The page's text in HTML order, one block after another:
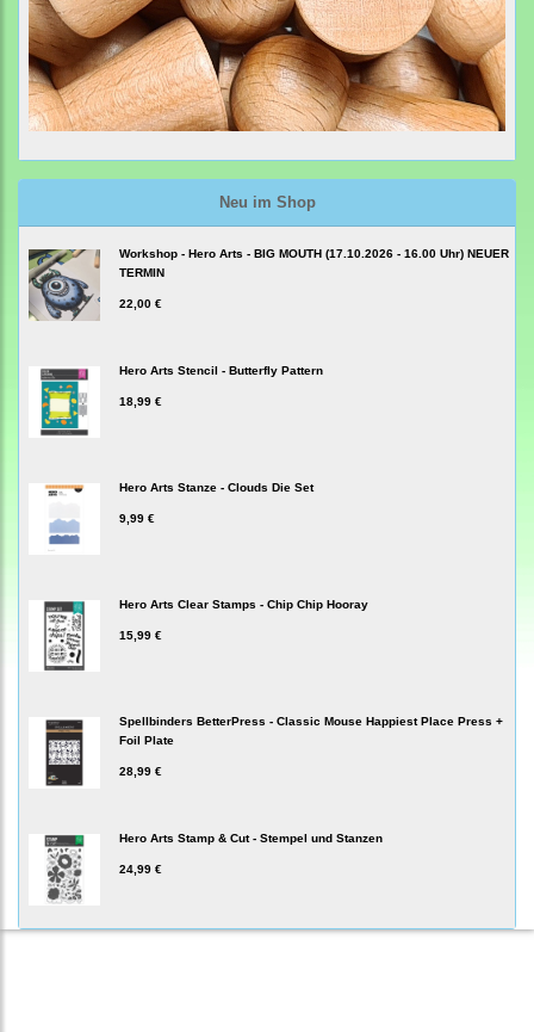
Neu im Shop
Workshop - Hero Arts - BIG MOUTH (17.10.2026 - 16.00 Uhr) NEUER
TERMIN
22,00 €
Hero Arts Stencil - Butterfly Pattern
18,99 €
Hero Arts Stanze - Clouds Die Set
9,99 €
Hero Arts Clear Stamps - Chip Chip Hooray
15,99 €
Spellbinders BetterPress - Classic Mouse Happiest Place Press +
Foil Plate
28,99 €
Hero Arts Stamp & Cut - Stempel und Stanzen
24,99 €